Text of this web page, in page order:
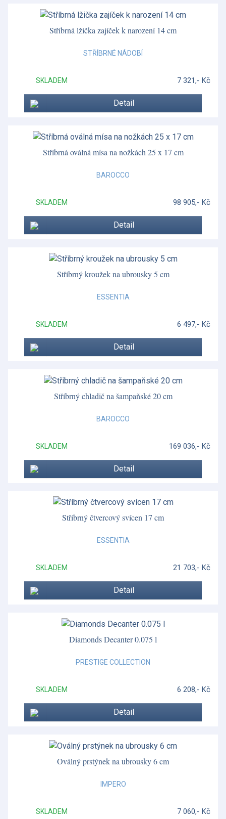
Stříbrná lžička zajíček k narození 14 cm
STŘÍBRNÉ NÁDOBÍ
SKLADEM 7 321,- Kč
Detail
Stříbrná oválná mísa na nožkách 25 x 17 cm
BAROCCO
SKLADEM 98 905,- Kč
Detail
Stříbrný kroužek na ubrousky 5 cm
ESSENTIA
SKLADEM 6 497,- Kč
Detail
Stříbrný chladič na šampaňské 20 cm
BAROCCO
SKLADEM 169 036,- Kč
Detail
Stříbrný čtvercový svícen 17 cm
ESSENTIA
SKLADEM 21 703,- Kč
Detail
Diamonds Decanter 0.075 l
PRESTIGE COLLECTION
SKLADEM 6 208,- Kč
Detail
Oválný prstýnek na ubrousky 6 cm
IMPERO
SKLADEM 7 060,- Kč
Scudo
Skye
Star Fluted Christmas
Stříbrné nádobí
Vánoční porcelán
Vánoční porcelán Christmas Tree
Vera Wang - Lace Platinum
Vera Wang - Luxe Graphite
Wonderlust - Waterlily